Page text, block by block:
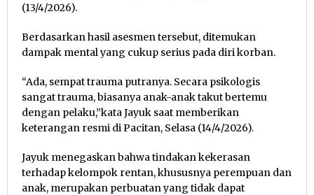
(13/4/2026).
Berdasarkan hasil asesmen tersebut, ditemukan
dampak mental yang cukup serius pada diri korban.
“Ada, sempat trauma putranya. Secara psikologis
sangat trauma, biasanya anak-anak takut bertemu
dengan pelaku,”kata Jayuk saat memberikan
keterangan resmi di Pacitan, Selasa (14/4/2026).
Jayuk menegaskan bahwa tindakan kekerasan
terhadap kelompok rentan, khususnya perempuan dan
anak, merupakan perbuatan yang tidak dapat